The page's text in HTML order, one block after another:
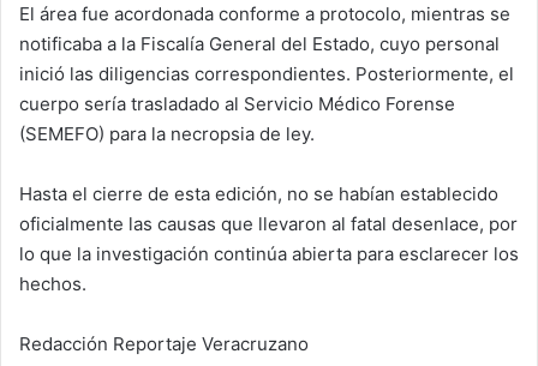
El área fue acordonada conforme a protocolo, mientras se
notificaba a la Fiscalía General del Estado, cuyo personal
inició las diligencias correspondientes. Posteriormente, el
cuerpo sería trasladado al Servicio Médico Forense
(SEMEFO) para la necropsia de ley.
Hasta el cierre de esta edición, no se habían establecido
oficialmente las causas que llevaron al fatal desenlace, por
lo que la investigación continúa abierta para esclarecer los
hechos.
Redacción Reportaje Veracruzano